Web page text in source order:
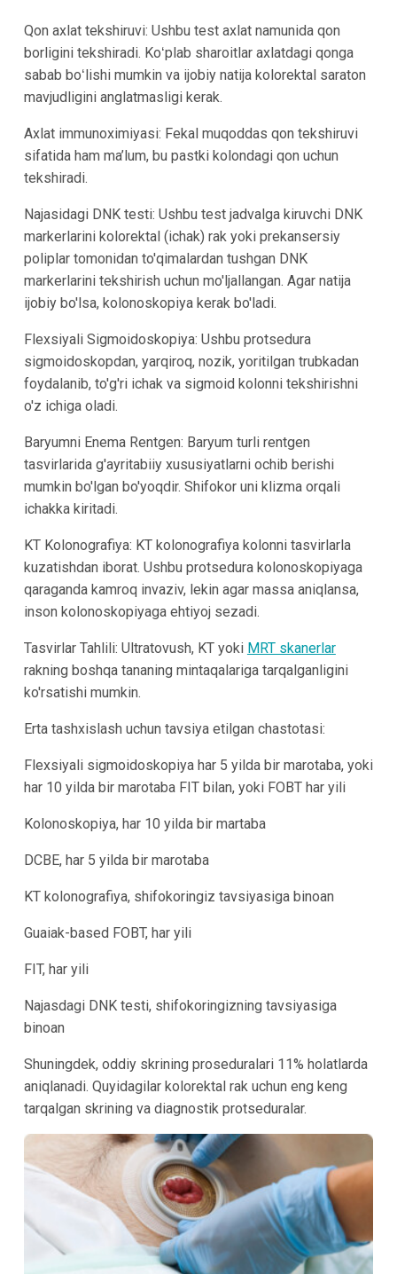
Qon axlat tekshiruvi: Ushbu test axlat namunida qon
borligini tekshiradi. Koʻplab sharoitlar axlatdagi qonga
sabab boʻlishi mumkin va ijobiy natija kolorektal saraton
mavjudligini anglatmasligi kerak.
Axlat immunoximiyasi: Fekal muqoddas qon tekshiruvi
sifatida ham ma’lum, bu pastki kolondagi qon uchun
tekshiradi.
Najasidagi DNK testi: Ushbu test jadvalga kiruvchi DNK
markerlarini kolorektal (ichak) rak yoki prekansersiy
poliplar tomonidan to'qimalardan tushgan DNK
markerlarini tekshirish uchun mo'ljallangan. Agar natija
ijobiy bo'lsa, kolonoskopiya kerak bo'ladi.
Flexsiyali Sigmoidoskopiya: Ushbu protsedura
sigmoidoskopdan, yarqiroq, nozik, yoritilgan trubkadan
foydalanib, to'g'ri ichak va sigmoid kolonni tekshirishni
o'z ichiga oladi.
Baryumni Enema Rentgen: Baryum turli rentgen
tasvirlarida g'ayritabiiy xususiyatlarni ochib berishi
mumkin bo'lgan bo'yoqdir. Shifokor uni klizma orqali
ichakka kiritadi.
KT Kolonografiya: KT kolonografiya kolonni tasvirlarla
kuzatishdan iborat. Ushbu protsedura kolonoskopiyaga
qaraganda kamroq invaziv, lekin agar massa aniqlansa,
inson kolonoskopiyaga ehtiyoj sezadi.
Tasvirlar Tahlili: Ultratovush, KT yoki MRT skanerlar
rakning boshqa tananing mintaqalariga tarqalganligini
ko'rsatishi mumkin.
Erta tashxislash uchun tavsiya etilgan chastotasi:
Flexsiyali sigmoidoskopiya har 5 yilda bir marotaba, yoki
har 10 yilda bir marotaba FIT bilan, yoki FOBT har yili
Kolonoskopiya, har 10 yilda bir martaba
DCBE, har 5 yilda bir marotaba
KT kolonografiya, shifokoringiz tavsiyasiga binoan
Guaiak-based FOBT, har yili
FIT, har yili
Najasdagi DNK testi, shifokoringizning tavsiyasiga
binoan
Shuningdek, oddiy skrining proseduralari 11% holatlarda
aniqlanadi. Quyidagilar kolorektal rak uchun eng keng
tarqalgan skrining va diagnostik protseduralar.